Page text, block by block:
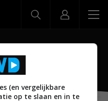
(en vergelijkbare
op te slaan en in te